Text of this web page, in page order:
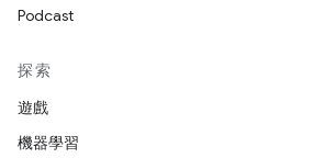
Podcast
探索
遊戲
機器學習